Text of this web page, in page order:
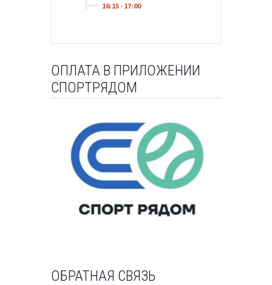
16:15- 17:00
ОПЛАТА В ПРИЛОЖЕНИИ
СПОРТРЯДОМ
ОБРАТНАЯ СВЯЗЬ